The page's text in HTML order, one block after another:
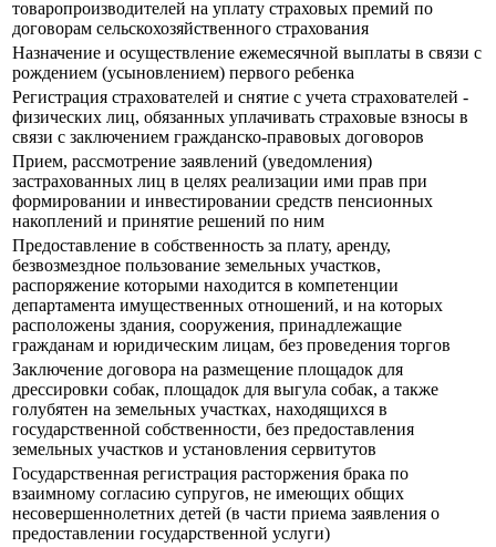
товаропроизводителей на уплату страховых премий по
договорам сельскохозяйственного страхования
Назначение и осуществление ежемесячной выплаты в связи с
рождением (усыновлением) первого ребенка
Регистрация страхователей и снятие с учета страхователей -
физических лиц, обязанных уплачивать страховые взносы в
связи с заключением гражданско-правовых договоров
Прием, рассмотрение заявлений (уведомления)
застрахованных лиц в целях реализации ими прав при
формировании и инвестировании средств пенсионных
накоплений и принятие решений по ним
Предоставление в собственность за плату, аренду,
безвозмездное пользование земельных участков,
распоряжение которыми находится в компетенции
департамента имущественных отношений, и на которых
расположены здания, сооружения, принадлежащие
гражданам и юридическим лицам, без проведения торгов
Заключение договора на размещение площадок для
дрессировки собак, площадок для выгула собак, а также
голубятен на земельных участках, находящихся в
государственной собственности, без предоставления
земельных участков и установления сервитутов
Государственная регистрация расторжения брака по
взаимному согласию супругов, не имеющих общих
несовершеннолетних детей (в части приема заявления о
предоставлении государственной услуги)